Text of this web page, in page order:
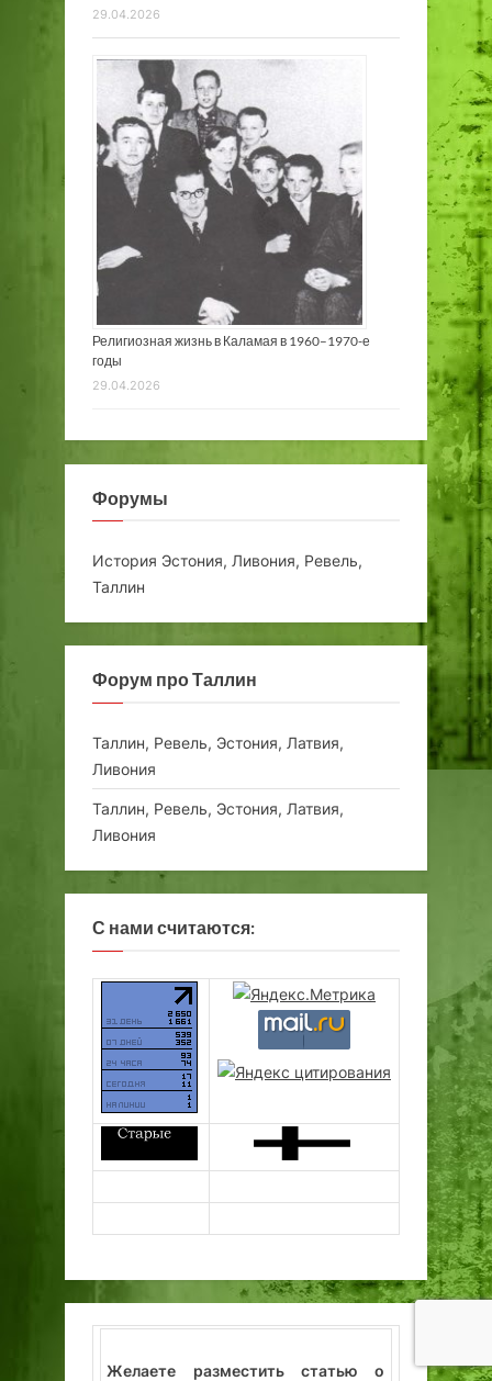
29.04.2026
Религиозная жизнь в Каламая в 1960–1970-е
годы
29.04.2026
Форумы
История Эстония, Ливония, Ревель,
Таллин
Форум про Таллин
Таллин, Ревель, Эстония, Латвия,
Ливония
Таллин, Ревель, Эстония, Латвия,
Ливония
С нами считаются:
Желаете разместить статью о